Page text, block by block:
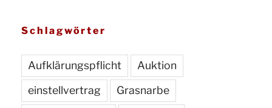
Schlagwörter
Aufklärungspflicht
Auktion
einstellvertrag
Grasnarbe